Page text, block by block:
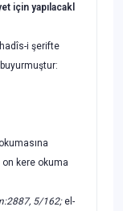
için yapılacakl
i şerifte
on kere okuma
5/162; el-